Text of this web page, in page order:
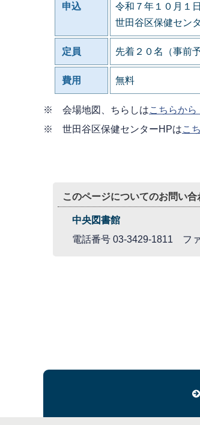
申込
令和７年１０月１
世田谷区保健セ
定員 先着２０名（事前
費用 無料
※ 会場地図、ちらしはこちらから
※ 世田谷区保健センターHPはこ
このページについてのお問い合
中央図書館
電話番号 03-3429-1811 フ